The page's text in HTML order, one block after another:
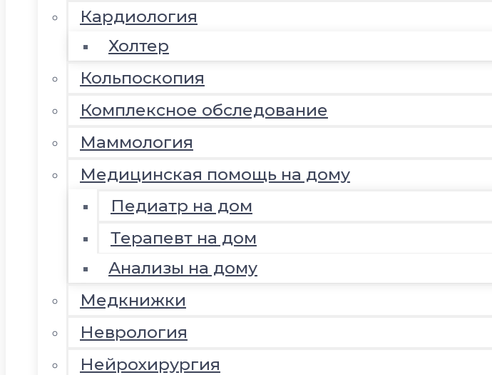
Кардиология
Холтер
Кольпоскопия
Комплексное обследование
Маммология
Медицинская помощь на дому
Педиатр на дом
Терапевт на дом
Анализы на дому
Медкнижки
Неврология
Нейрохирургия